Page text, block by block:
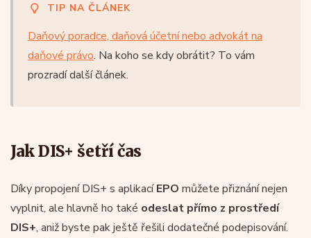
TIP NA ČLÁNEK
Daňový poradce, daňová účetní nebo advokát na
daňové právo. Na koho se kdy obrátit? To vám
prozradí další článek.
Jak DIS+ šetří čas
Díky propojení DIS+ s aplikacíEPO můžete přiznání nejen
vyplnit, ale hlavně ho také odeslat přímo z prostředí
DIS+, aniž byste pak ještě řešili dodatečné podepisování.